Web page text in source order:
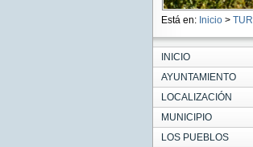
Está en: Inicio >
INICIO
AYUNTAMIENTO
LOCALIZACIÓN
MUNICIPIO
LOS PUEBLOS